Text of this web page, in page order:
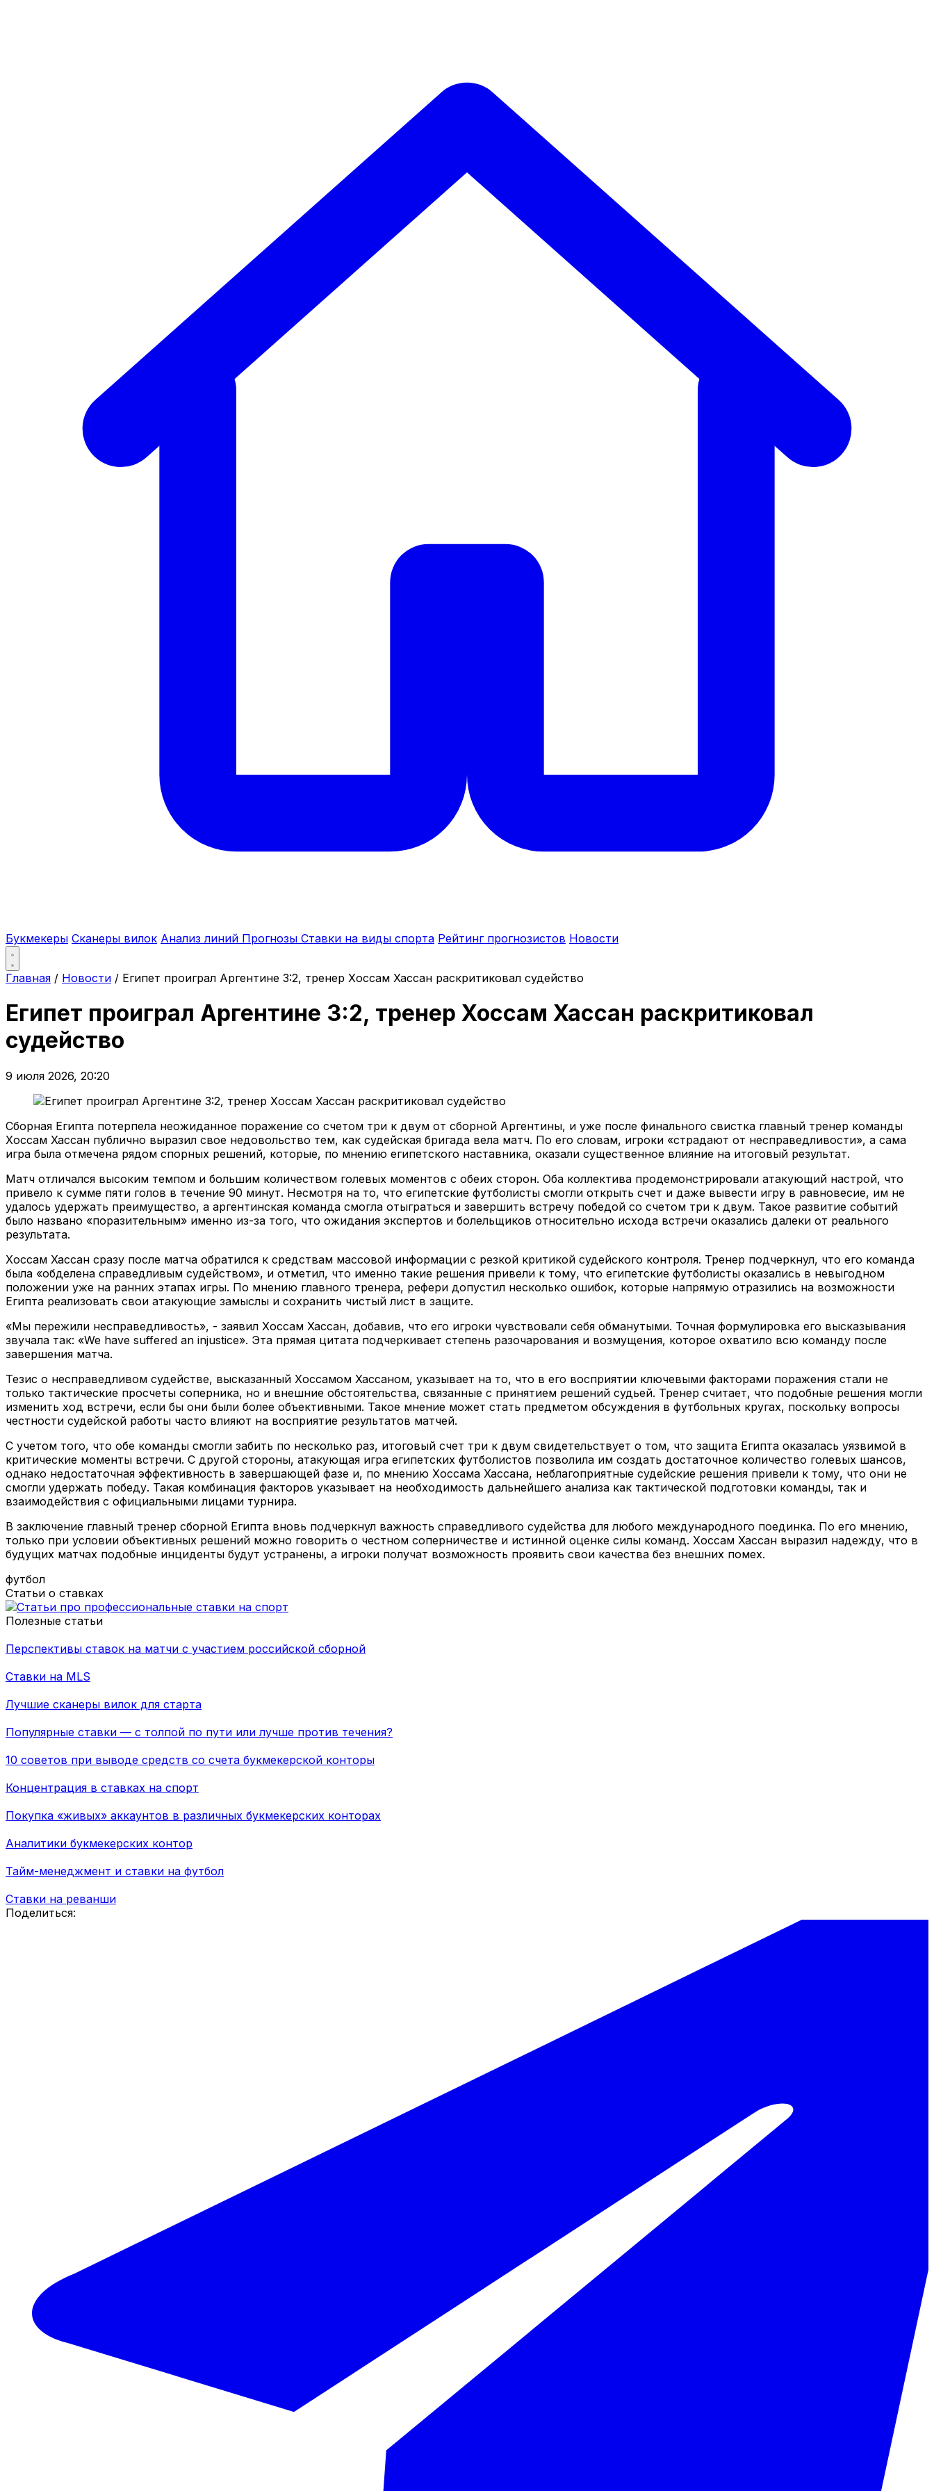
Букмекеры Сканеры вилок Анализ линий Прогнозы Ставки на виды спорта Рейтинг прогнозистов Новости
Главная / Новости / Египет проиграл Аргентине 3:2, тренер Хоссам Хассан раскритиковал судейство
Египет проиграл Аргентине 3:2, тренер Хоссам Хассан раскритиковал
судейство
9 июля 2026, 20:20
Сборная Египта потерпела неожиданное поражение со счетом три к двум от сборной Аргентины, и уже после финального свистка главный тренер команды
Хоссам Хассан публично выразил свое недовольство тем, как судейская бригада вела матч. По его словам, игроки «страдают от несправедливости», а сама
игра была отмечена рядом спорных решений, которые, по мнению египетского наставника, оказали существенное влияние на итоговый результат.
Матч отличался высоким темпом и большим количеством голевых моментов с обеих сторон. Оба коллектива продемонстрировали атакующий настрой, что
привело к сумме пяти голов в течение 90 минут. Несмотря на то, что египетские футболисты смогли открыть счет и даже вывести игру в равновесие, им не
удалось удержать преимущество, а аргентинская команда смогла отыграться и завершить встречу победой со счетом три к двум. Такое развитие событий
было названо «поразительным» именно из-за того, что ожидания экспертов и болельщиков относительно исхода встречи оказались далеки от реального
результата.
Хоссам Хассан сразу после матча обратился к средствам массовой информации с резкой критикой судейского контроля. Тренер подчеркнул, что его команда
была «обделена справедливым судейством», и отметил, что именно такие решения привели к тому, что египетские футболисты оказались в невыгодном
положении уже на ранних этапах игры. По мнению главного тренера, рефери допустил несколько ошибок, которые напрямую отразились на возможности
Египта реализовать свои атакующие замыслы и сохранить чистый лист в защите.
«Мы пережили несправедливость», - заявил Хоссам Хассан, добавив, что его игроки чувствовали себя обманутыми. Точная формулировка его высказывания
звучала так: «We have suffered an injustice». Эта прямая цитата подчеркивает степень разочарования и возмущения, которое охватило всю команду после
завершения матча.
Тезис о несправедливом судействе, высказанный Хоссамом Хассаном, указывает на то, что в его восприятии ключевыми факторами поражения стали не
только тактические просчеты соперника, но и внешние обстоятельства, связанные с принятием решений судьей. Тренер считает, что подобные решения могли
изменить ход встречи, если бы они были более объективными. Такое мнение может стать предметом обсуждения в футбольных кругах, поскольку вопросы
честности судейской работы часто влияют на восприятие результатов матчей.
С учетом того, что обе команды смогли забить по несколько раз, итоговый счет три к двум свидетельствует о том, что защита Египта оказалась уязвимой в
критические моменты встречи. С другой стороны, атакующая игра египетских футболистов позволила им создать достаточное количество голевых шансов,
однако недостаточная эффективность в завершающей фазе и, по мнению Хоссама Хассана, неблагоприятные судейские решения привели к тому, что они не
смогли удержать победу. Такая комбинация факторов указывает на необходимость дальнейшего анализа как тактической подготовки команды, так и
взаимодействия с официальными лицами турнира.
В заключение главный тренер сборной Египта вновь подчеркнул важность справедливого судейства для любого международного поединка. По его мнению,
только при условии объективных решений можно говорить о честном соперничестве и истинной оценке силы команд. Хоссам Хассан выразил надежду, что в
будущих матчах подобные инциденты будут устранены, а игроки получат возможность проявить свои качества без внешних помех.
футбол
Статьи о ставках
Полезные статьи
Перспективы ставок на матчи с участием российской сборной
Ставки на MLS
Лучшие сканеры вилок для старта
Популярные ставки — с толпой по пути или лучше против течения?
10 советов при выводе средств со счета букмекерской конторы
Концентрация в ставках на спорт
Покупка «живых» аккаунтов в различных букмекерских конторах
Аналитики букмекерских контор
Тайм-менеджмент и ставки на футбол
Ставки на реванши
Поделиться: